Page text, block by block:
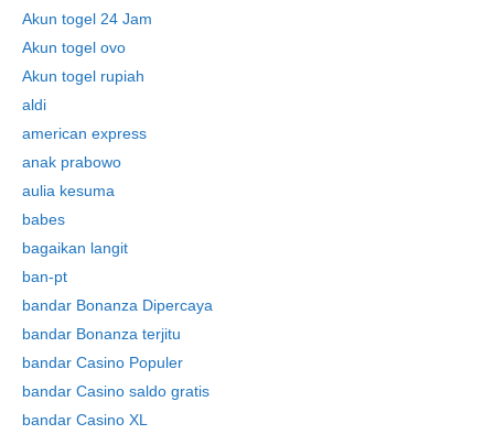
Akun togel 24 Jam
Akun togel ovo
Akun togel rupiah
aldi
american express
anak prabowo
aulia kesuma
babes
bagaikan langit
ban-pt
bandar Bonanza Dipercaya
bandar Bonanza terjitu
bandar Casino Populer
bandar Casino saldo gratis
bandar Casino XL